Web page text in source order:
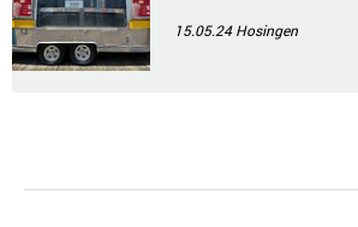
15.05.24Hosingen